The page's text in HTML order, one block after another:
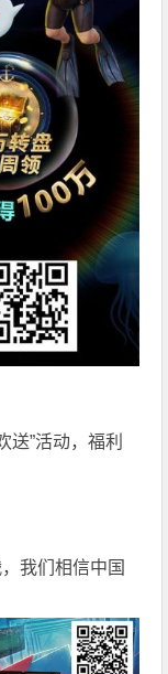
送”活动，福利
我们相信中国